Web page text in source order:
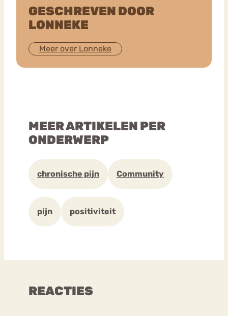
GESCHREVEN DOOR
LONNEKE
Meer over Lonneke
MEER ARTIKELEN PER
ONDERWERP
chronische pijn Community
pijn positiviteit
REACTIES